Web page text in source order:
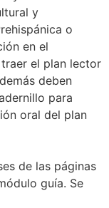
y
o
en el
el plan lector
deben
para
oral del plan
de las páginas
guía. Se